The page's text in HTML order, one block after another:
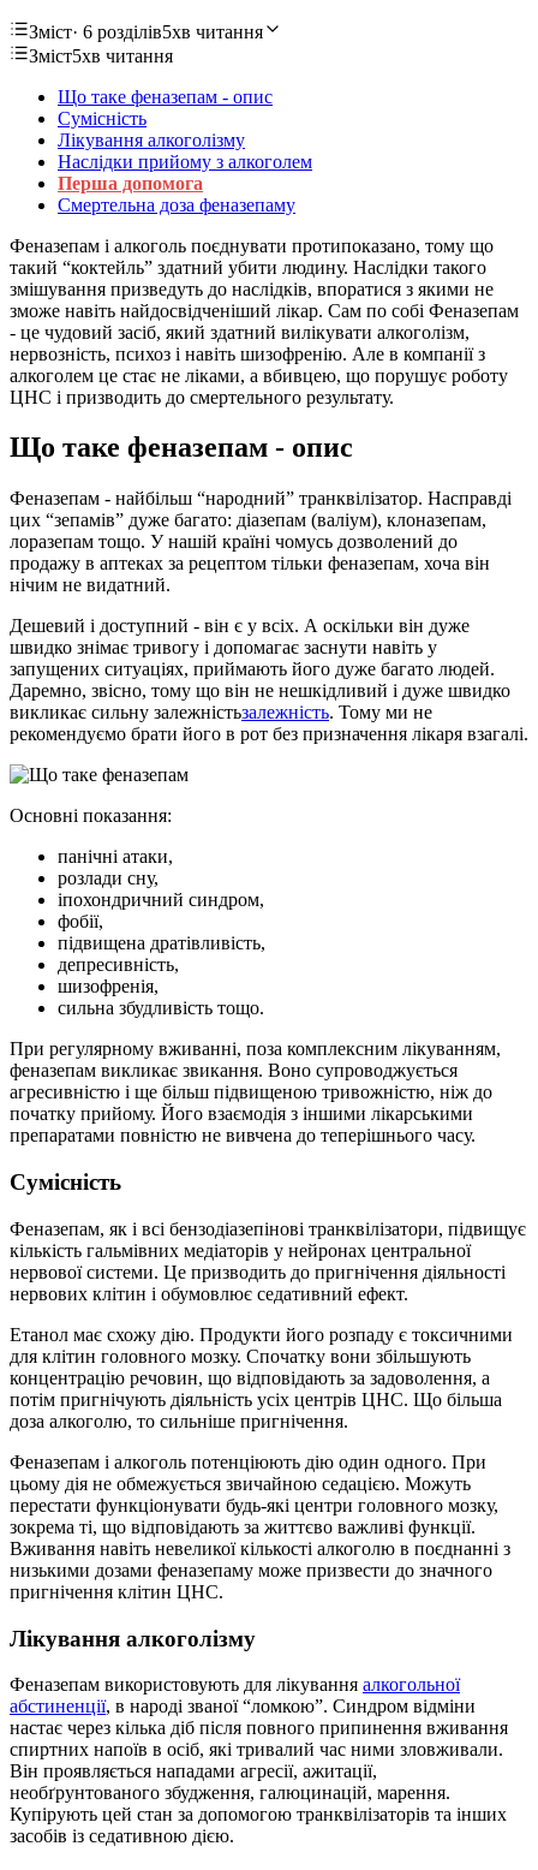
Зміст· 6 розділів5хв читання
Зміст5хв читання
Що таке феназепам - опис
Сумісність
Лікування алкоголізму
Наслідки прийому з алкоголем
Перша допомога
Смертельна доза феназепаму
Феназепам і алкоголь поєднувати протипоказано, тому що
такий “коктейль” здатний убити людину. Наслідки такого
змішування призведуть до наслідків, впоратися з якими не
зможе навіть найдосвідченіший лікар. Сам по собі Феназепам
- це чудовий засіб, який здатний вилікувати алкоголізм,
нервозність, психоз і навіть шизофренію. Але в компанії з
алкоголем це стає не ліками, а вбивцею, що порушує роботу
ЦНС і призводить до смертельного результату.
Що таке феназепам - опис
Феназепам - найбільш “народний” транквілізатор. Насправді
цих “зепамів” дуже багато: діазепам (валіум), клоназепам,
лоразепам тощо. У нашій країні чомусь дозволений до
продажу в аптеках за рецептом тільки феназепам, хоча він
нічим не видатний.
Дешевий і доступний - він є у всіх. А оскільки він дуже
швидко знімає тривогу і допомагає заснути навіть у
запущених ситуаціях, приймають його дуже багато людей.
Даремно, звісно, тому що він не нешкідливий і дуже швидко
викликає сильну залежністьзалежність. Тому ми не
рекомендуємо брати його в рот без призначення лікаря взагалі.
Основні показання:
панічні атаки,
розлади сну,
іпохондричний синдром,
фобії,
підвищена дратівливість,
депресивність,
шизофренія,
сильна збудливість тощо.
При регулярному вживанні, поза комплексним лікуванням,
феназепам викликає звикання. Воно супроводжується
агресивністю і ще більш підвищеною тривожністю, ніж до
початку прийому. Його взаємодія з іншими лікарськими
препаратами повністю не вивчена до теперішнього часу.
Сумісність
Феназепам, як і всі бензодіазепінові транквілізатори, підвищує
кількість гальмівних медіаторів у нейронах центральної
нервової системи. Це призводить до пригнічення діяльності
нервових клітин і обумовлює седативний ефект.
Етанол має схожу дію. Продукти його розпаду є токсичними
для клітин головного мозку. Спочатку вони збільшують
концентрацію речовин, що відповідають за задоволення, а
потім пригнічують діяльність усіх центрів ЦНС. Що більша
доза алкоголю, то сильніше пригнічення.
Феназепам і алкоголь потенціюють дію один одного. При
цьому дія не обмежується звичайною седацією. Можуть
перестати функціонувати будь-які центри головного мозку,
зокрема ті, що відповідають за життєво важливі функції.
Вживання навіть невеликої кількості алкоголю в поєднанні з
низькими дозами феназепаму може призвести до значного
пригнічення клітин ЦНС.
Лікування алкоголізму
Феназепам використовують для лікування алкогольної
абстиненції, в народі званої “ломкою”. Синдром відміни
настає через кілька діб після повного припинення вживання
спиртних напоїв в осіб, які тривалий час ними зловживали.
Він проявляється нападами агресії, ажитації,
необґрунтованого збудження, галюцинацій, марення.
Купірують цей стан за допомогою транквілізаторів та інших
засобів із седативною дією.